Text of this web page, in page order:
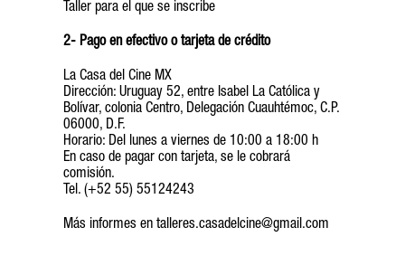
Taller para el que se inscribe
2- Pago en efectivo o tarjeta de crédito
La Casa del Cine MX
Dirección: Uruguay 52, entre Isabel La Católica y
Bolívar, colonia Centro, Delegación Cuauhtémoc, C.P.
06000, D.F.
Horario: Del lunes a viernes de 10:00 a 18:00 h
En caso de pagar con tarjeta, se le cobrará
comisión.
Tel. (+52 55) 55124243
Más informes en talleres.casadelcine@gmail.com